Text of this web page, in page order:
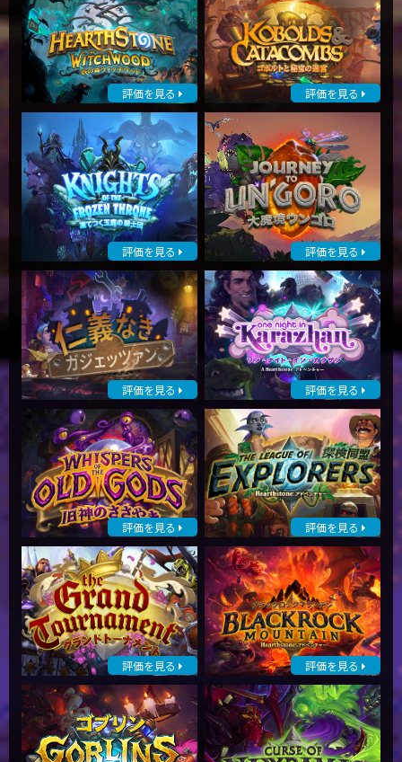
評価を見る 評価を見る
評価を見る 評価を見る
評価を見る 評価を見る
評価を見る 評価を見る
評価を見る 評価を見る